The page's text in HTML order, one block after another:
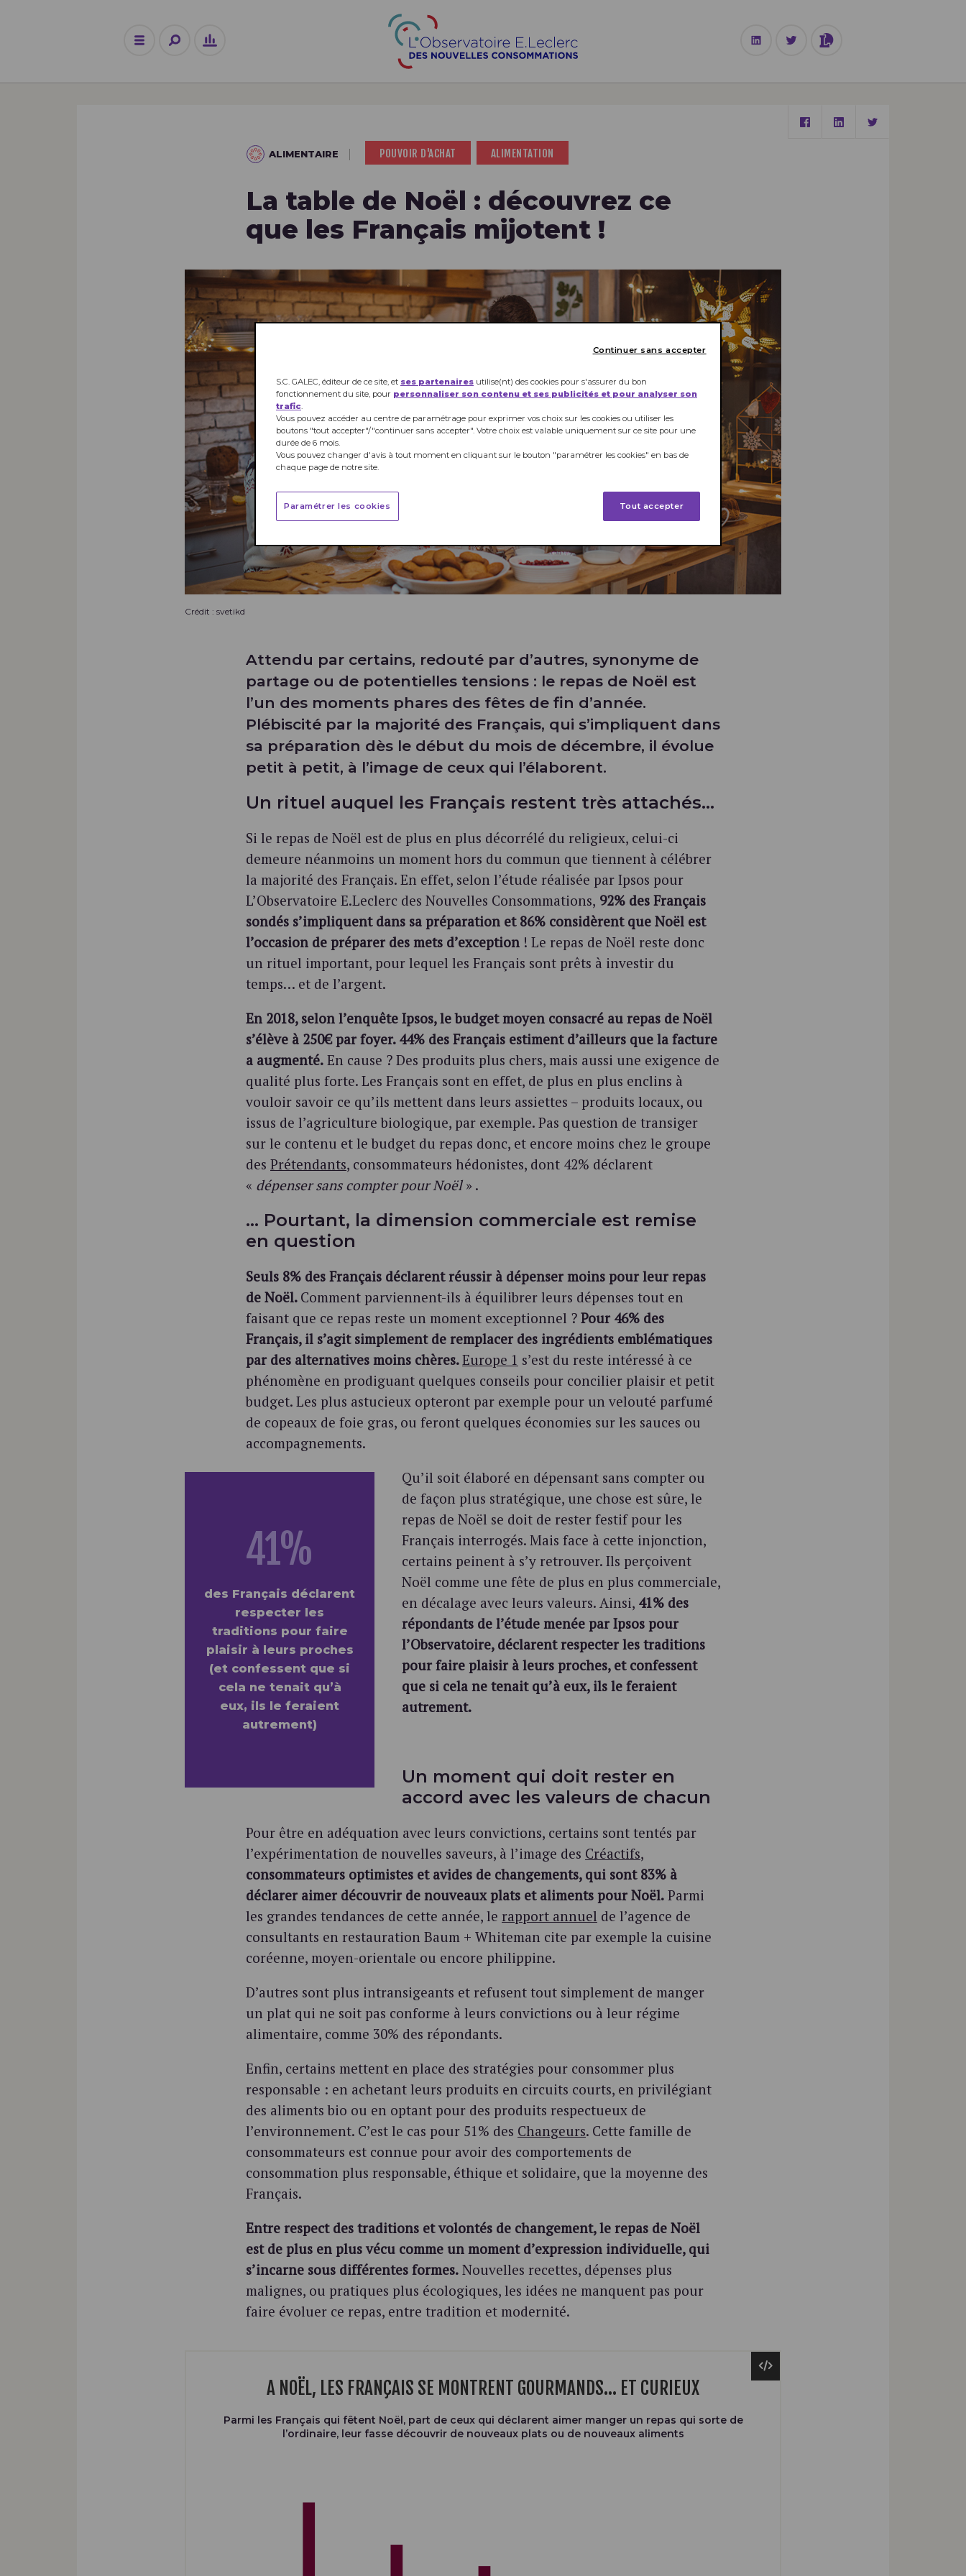
ALIMENTAIRE POUVOIR D'ACHAT ALIMENTATION
La table de Noël : découvrez ce
que les Français mijotent !
Crédit : svetikd
Attendu par certains, redouté par d’autres, synonyme de
partage ou de potentielles tensions : le repas de Noël est
l’un des moments phares des fêtes de fin d’année.
Plébiscité par la majorité des Français, qui s’impliquent dans
sa préparation dès le début du mois de décembre, il évolue
petit à petit, à l’image de ceux qui l’élaborent.
Un rituel auquel les Français restent très attachés…
Si le repas de Noël est de plus en plus décorrélé du religieux, celui-ci
demeure néanmoins un moment hors du commun que tiennent à célébrer
la majorité des Français. En effet, selon l’étude réalisée par Ipsos pour
L’Observatoire E.Leclerc des Nouvelles Consommations, 92% des Français
sondés s’impliquent dans sa préparation et 86% considèrent que Noël est
l’occasion de préparer des mets d’exception ! Le repas de Noël reste donc
un rituel important, pour lequel les Français sont prêts à investir du
temps… et de l’argent.
En 2018, selon l’enquête Ipsos, le budget moyen consacré au repas de Noël
s’élève à 250€ par foyer. 44% des Français estiment d’ailleurs que la facture
a augmenté. En cause ? Des produits plus chers, mais aussi une exigence de
qualité plus forte. Les Français sont en effet, de plus en plus enclins à
vouloir savoir ce qu’ils mettent dans leurs assiettes – produits locaux, ou
issus de l’agriculture biologique, par exemple. Pas question de transiger
sur le contenu et le budget du repas donc, et encore moins chez le groupe
des Prétendants, consommateurs hédonistes, dont 42% déclarent
« dépenser sans compter pour Noël» .
… Pourtant, la dimension commerciale est remise
en question
Seuls 8% des Français déclarent réussir à dépenser moins pour leur repas
de Noël. Comment parviennent-ils à équilibrer leurs dépenses tout en
faisant que ce repas reste un moment exceptionnel ? Pour 46% des
Français, il s’agit simplement de remplacer des ingrédients emblématiques
par des alternatives moins chères.Europe 1 s’est du reste intéressé à ce
phénomène en prodiguant quelques conseils pour concilier plaisir et petit
budget. Les plus astucieux opteront par exemple pour un velouté parfumé
de copeaux de foie gras, ou feront quelques économies sur les sauces ou
accompagnements.
41%
des Français déclarent
respecter les
traditions pour faire
plaisir à leurs proches
(et confessent que si
cela ne tenait qu’à
eux, ils le feraient
autrement)
Qu’il soit élaboré en dépensant sans compter ou
de façon plus stratégique, une chose est sûre, le
repas de Noël se doit de rester festif pour les
Français interrogés. Mais face à cette injonction,
certains peinent à s’y retrouver. Ils perçoivent
Noël comme une fête de plus en plus commerciale,
en décalage avec leurs valeurs. Ainsi, 41% des
répondants de l’étude menée par Ipsos pour
l’Observatoire, déclarent respecter les traditions
pour faire plaisir à leurs proches, et confessent
que si cela ne tenait qu’à eux, ils le feraient
autrement.
Un moment qui doit rester en
accord avec les valeurs de chacun
Pour être en adéquation avec leurs convictions, certains sont tentés par
l’expérimentation de nouvelles saveurs, à l’image des Créactifs,
consommateurs optimistes et avides de changements, qui sont 83% à
déclarer aimer découvrir de nouveaux plats et aliments pour Noël. Parmi
les grandes tendances de cette année, le rapport annuel de l’agence de
consultants en restauration Baum + Whiteman cite par exemple la cuisine
coréenne, moyen-orientale ou encore philippine.
D’autres sont plus intransigeants et refusent tout simplement de manger
un plat qui ne soit pas conforme à leurs convictions ou à leur régime
alimentaire, comme 30% des répondants.
Enfin, certains mettent en place des stratégies pour consommer plus
responsable : en achetant leurs produits en circuits courts, en privilégiant
des aliments bio ou en optant pour des produits respectueux de
l’environnement. C’est le cas pour 51% des Changeurs. Cette famille de
consommateurs est connue pour avoir des comportements de
consommation plus responsable, éthique et solidaire, que la moyenne des
Français.
Entre respect des traditions et volontés de changement, le repas de Noël
est de plus en plus vécu comme un moment d’expression individuelle, qui
s’incarne sous différentes formes. Nouvelles recettes, dépenses plus
malignes, ou pratiques plus écologiques, les idées ne manquent pas pour
faire évoluer ce repas, entre tradition et modernité.
A NOËL, LES FRANÇAIS SE MONTRENT GOURMANDS… ET CURIEUX
Parmi les Français qui fêtent Noël, part de ceux qui déclarent aimer manger un repas qui sorte de
l’ordinaire, leur fasse découvrir de nouveaux plats ou de nouveaux aliments
Continuer sans accepter
S.C. GALEC, éditeur de ce site, et ses partenaires utilise(nt) des cookies pour s'assurer du bon
fonctionnement du site, pour personnaliser son contenu et ses publicités et pour analyser son
trafic.
Vous pouvez accéder au centre de paramétrage pour exprimer vos choix sur les cookies ou utiliser les
boutons "tout accepter"/"continuer sans accepter". Votre choix est valable uniquement sur ce site pour une
durée de 6 mois.
Vous pouvez changer d'avis à tout moment en cliquant sur le bouton "paramétrer les cookies" en bas de
chaque page de notre site.
Tout accepter
Paramétrer les cookies